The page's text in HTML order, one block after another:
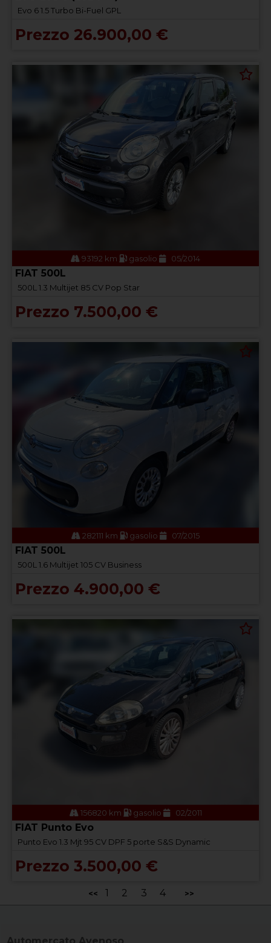
Evo 6 1.5 Turbo Bi-Fuel GPL
Prezzo 26.900,00 €
93192 km gasolio 05/2014
FIAT 500L
500L 1.3 Multijet 85 CV Pop Star
Prezzo 7.500,00 €
282111 km gasolio 07/2015
FIAT 500L
500L 1.6 Multijet 105 CV Business
Prezzo 4.900,00 €
156820 km gasolio 02/2011
FIAT Punto Evo
Punto Evo 1.3 Mjt 95 CV DPF 5 porte S&S Dynamic
Prezzo 3.500,00 €
<< 1 2 3 4 >>